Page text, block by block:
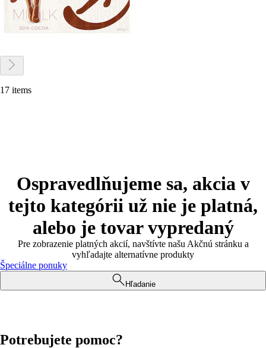
17 items
Ospravedlňujeme sa, akcia v
tejto kategórii už nie je platná,
alebo je tovar vypredaný
Pre zobrazenie platných akcií, navštívte našu Akčnú stránku a
vyhľadajte alternatívne produkty
Špeciálne ponuky
Hľadanie
Potrebujete pomoc?